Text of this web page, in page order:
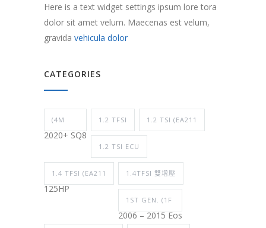
Here is a text widget settings ipsum lore tora
dolor sit amet velum. Maecenas est velum,
gravida vehicula dolor
CATEGORIES
(4M
2020+ SQ8
1.2 TFSI 1.2 TSI (EA211
1.2 TSI ECU
1.4 TFSI (EA211
125HP
1.4TFSI 雙增壓
1ST GEN. (1F
2006 – 2015 Eos